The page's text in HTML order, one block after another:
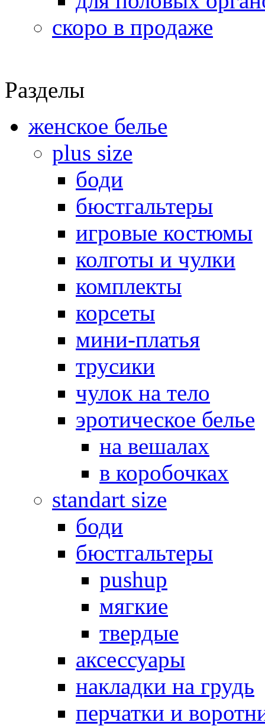
скоро в продаже
Разделы
женское белье
plus size
боди
бюстгальтеры
игровые костюмы
колготы и чулки
комплекты
корсеты
мини-платья
трусики
чулок на тело
эротическое белье
на вешалах
в коробочках
standart size
боди
бюстгальтеры
pushup
мягкие
твердые
аксессуары
накладки на грудь
перчатки и